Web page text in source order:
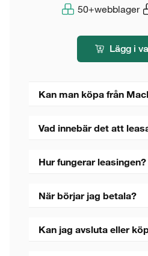
50+webblager
Lägg i
Kan man köpa från
Vad innebär det att
Hur fungerar leasingen?
När börjar jag betala?
Kan jag avsluta eller